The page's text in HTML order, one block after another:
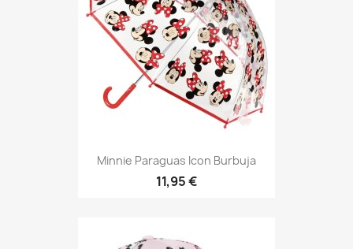
Minnie Paraguas Icon Burbuja
11,95 €